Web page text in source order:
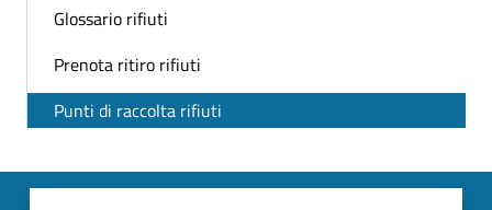
Glossario rifiuti
Prenota ritiro rifiuti
Punti di raccolta rifiuti